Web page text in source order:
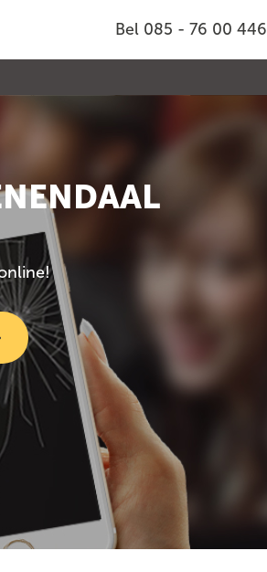
Bel 085 - 76 00 446